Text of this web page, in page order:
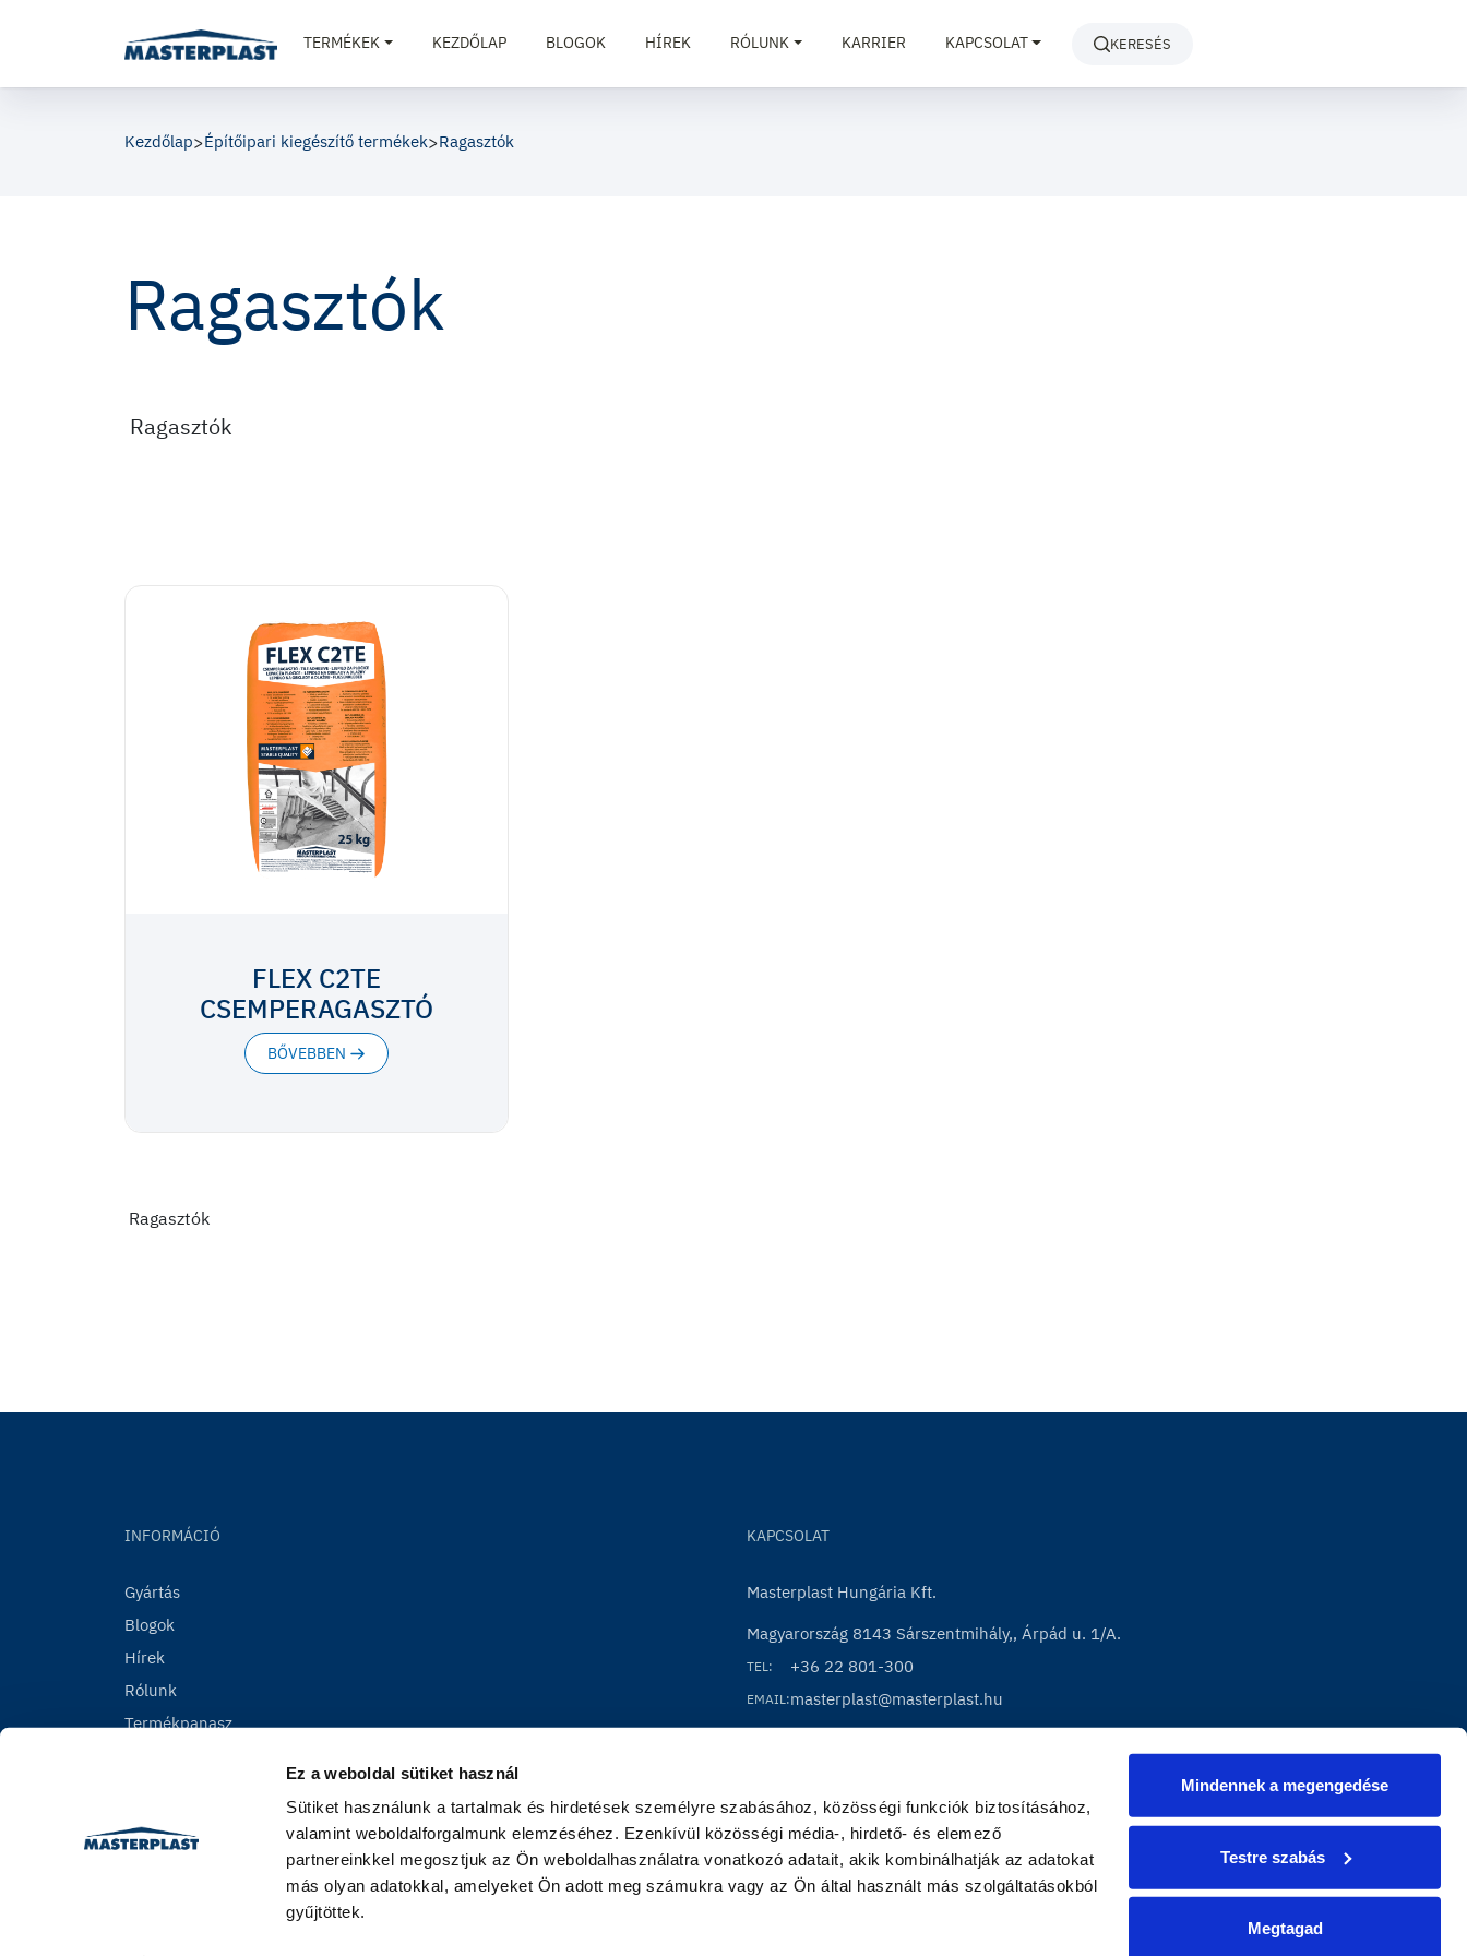
Ez a weboldal sütiket használ
Sütiket használunk a tartalmak és hirdetések személyre szabásához, közösségi funkciók biztosításához,
valamint weboldalforgalmunk elemzéséhez. Ezenkívül közösségi média-, hirdető- és elemező
partnereinkkel megosztjuk az Ön weboldalhasználatra vonatkozó adatait, akik kombinálhatják az adatokat
más olyan adatokkal, amelyeket Ön adott meg számukra vagy az Ön által használt más szolgáltatásokból
gyűjtöttek.
Mindennek a megengedése
Testre szabás
Megtagad
TERMÉKEK KEZDŐLAP BLOGOK HÍREK RÓLUNK KARRIER KAPCSOLAT KERESÉS
Kezdőlap>Építőipari kiegészítő termékek>Ragasztók
Ragasztók
Ragasztók
FLEX C2TE
CSEMPERAGASZTÓ
BŐVEBBEN
Ragasztók
INFORMÁCIÓ
Gyártás
Blogok
Hírek
Rólunk
Termékpanasz
KAPCSOLAT
Masterplast Hungária Kft.
Magyarország 8143 Sárszentmihály,, Árpád u. 1/A.
TEL: +36 22 801-300
EMAIL:masterplast@masterplast.hu